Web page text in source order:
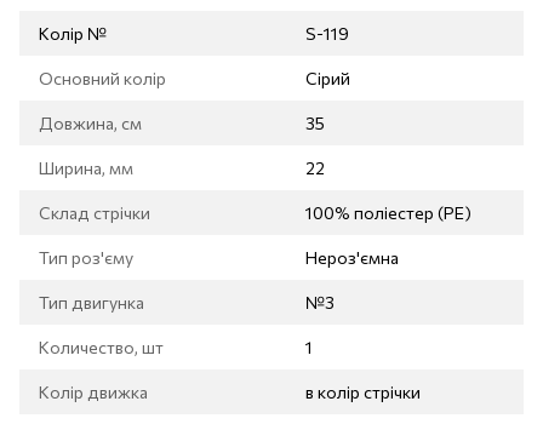
Колір № S-119
Основний колір Сірий
Довжина, см 35
Ширина, мм 22
Склад стрічки 100% поліестер (PE)
Тип роз'єму Нероз'ємна
Тип двигунка №3
Количество, шт 1
Колір движка в колір стрічки